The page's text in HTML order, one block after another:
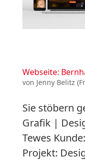
Webseite:
von Jenny Belitz
Sie stöbern
Grafik |
Tewes
Projekt: